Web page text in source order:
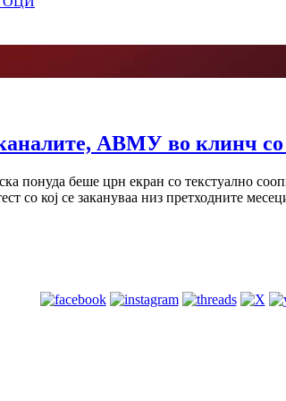
АВМУ во клинч со
понуда беше црн екран со текстуално
со кој се закануваа низ претходните